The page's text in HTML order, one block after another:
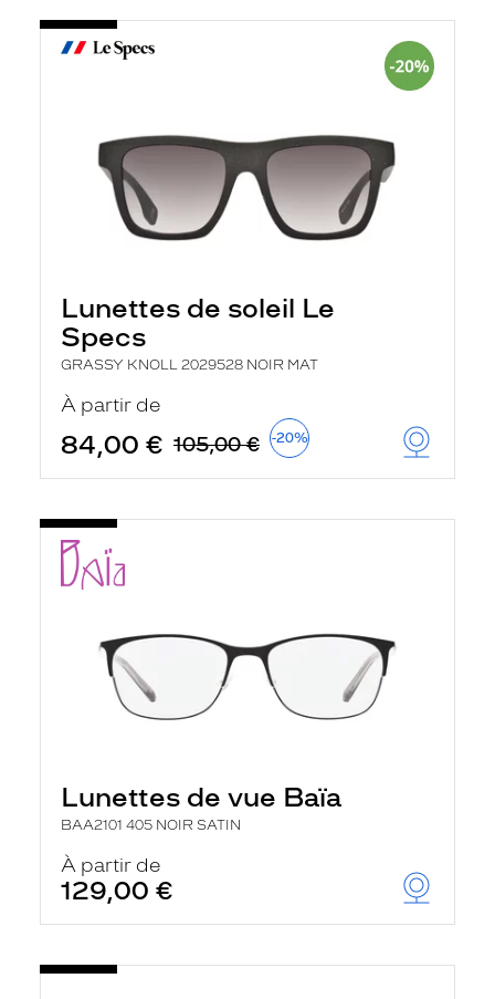
Lunettes de soleil Le
Specs
GRASSY KNOLL 2029528 NOIR MAT
À partir de
84,00 € 105,00 € -20%
Lunettes de vue Baïa
BAA2101 405 NOIR SATIN
À partir de
129,00 €